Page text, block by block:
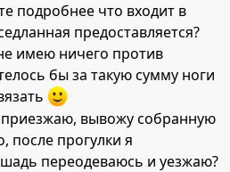
подробнее что входит в
предоставляется?
имею ничего против
бы за такую сумму ноги
приезжаю, вывожу собранную
после прогулки я
переодеваюсь и уезжаю?